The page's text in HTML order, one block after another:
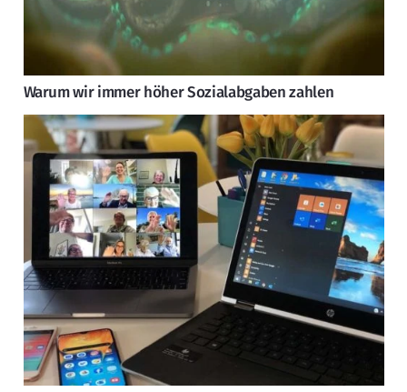
Warum wir immer höher Sozialabgaben zahlen